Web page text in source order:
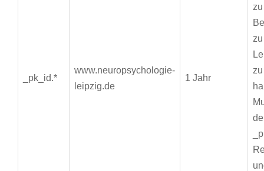
_pk_id.*
www.neuropsychologie-
leipzig.de
1 Jahr